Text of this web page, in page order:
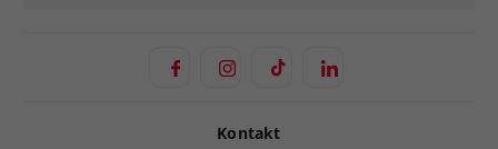
Kontakt